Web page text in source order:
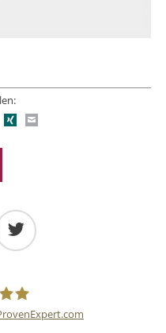
LinkedIn
Xing